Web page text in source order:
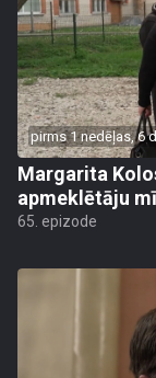
pirms 1 nedēļas, 6
Margarita
apmeklētāju
65. epizode